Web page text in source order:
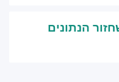
הנתונים